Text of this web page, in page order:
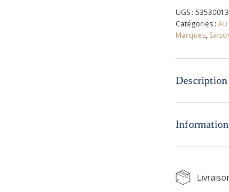
extensible
au
noir
UGS :
Catégories :
Marques,
Description